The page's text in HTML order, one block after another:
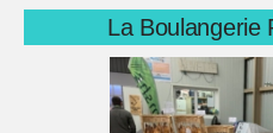
La Boulangerie